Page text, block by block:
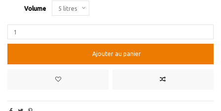
Volume
Ajouter au panier